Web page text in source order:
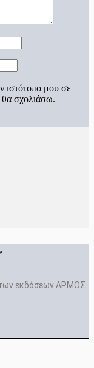
ιστότοπο μου σε
θα σχολιάσω.
εκδόσεων ΑΡΜΟΣ